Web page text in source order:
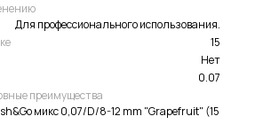
Для профессионального использования.
15
Нет
0.07
преимущества
микс 0,07/D/8-12 mm "Grapefruit" (15